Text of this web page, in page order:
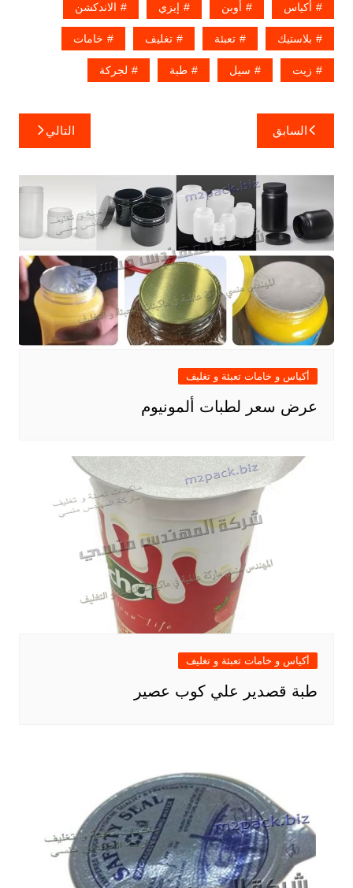
أكياس أوبن إيزي الاندكشن
بلاستيك تعبئة تغليف خامات
زيت سيل طبة لجركة
تصفّح
المقالات
السابق التالي
أكياس و خامات تعبئة و تغليف
عرض سعر لطبات ألمونيوم
أكياس و خامات تعبئة و تغليف
طبة قصدير علي كوب عصير